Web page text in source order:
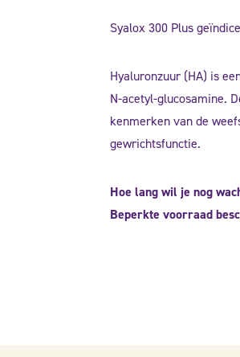
Syalox 300 Plus
Hyaluronzuur (HA) is
N-acetyl-glucosamine.
kenmerken van de
gewrichtsfunctie.
Hoe lang wil je nog
Beperkte voorraad